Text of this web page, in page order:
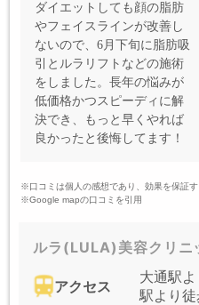
ダイエットしても顔の脂肪
やフェイスラインが改善し
ないので、6月下旬に脂肪吸
引とルラリフトなどの施術
をしました。長年の悩みが
低価格かつスピーディに解
決でき、もっと早くやれば
良かったと後悔してます！
※口コミは個人の感想であり、効果を保証
※Google mapの口コミを引用
ルラ(LULA)美容クリニ
アクセス
大通駅
駅より徒